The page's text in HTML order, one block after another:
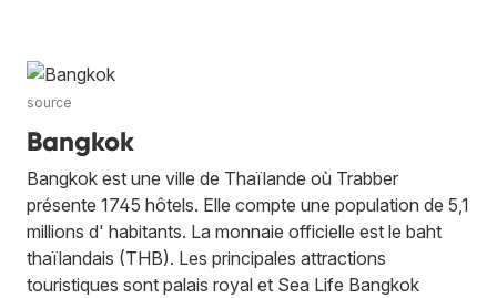
source
Bangkok
Bangkok est une ville de Thaïlande où Trabber
présente 1745 hôtels. Elle compte une population de 5,1
millions d' habitants. La monnaie officielle est le baht
thaïlandais (THB). Les principales attractions
touristiques sont palais royal et Sea Life Bangkok